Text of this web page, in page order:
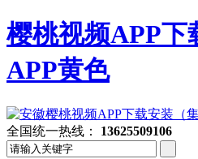
樱桃视频APP下
APP黄色
全国统一热线： 13625509106